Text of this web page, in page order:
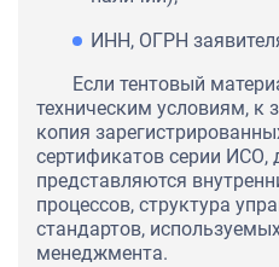
ИНН, ОГРН
Если тентовый
техническим условиям, к
копия
сертификатов серии ИСО,
представляются
процессов, структура
стандартов,
менеджмента.